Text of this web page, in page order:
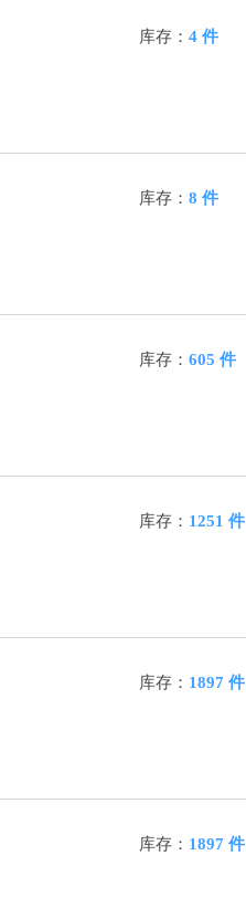
库存： 4 件
库存： 8 件
库存： 605 件
库存： 1251 件
库存： 1897 件
库存： 1897 件